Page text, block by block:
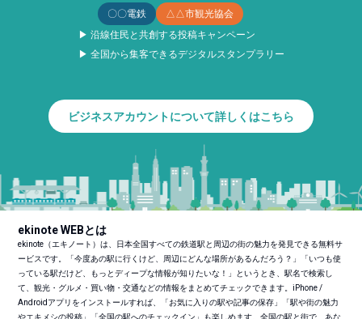
〇〇電鉄
△△市観光協会
▶ 沿線住民と共創する投稿キャンペーン
▶ 全国から集客できるデジタルスタンプラリー
ビジネスアカウントについて詳しくはこちら
ekinote WEBとは
ekinote（エキノート）は、日本全国すべての鉄道駅と周辺の街の魅力を発見できる無料サ
ービスです。「今度あの駅に行くけど、周辺にどんな場所があるんだろう？」「いつも使
っている駅だけど、もっとディープな情報が知りたいな！」というとき、駅名で検索し
て、観光・グルメ・買い物・交通などの情報をまとめてチェックできます。iPhone /
Androidアプリをインストールすれば、「お気に入りの駅や記事の保存」「駅や街の魅力
やエキメシの投稿」「全国の駅へのチェックイン」も楽しめます。全国の駅と街で、あな